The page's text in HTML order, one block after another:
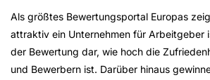
Als größtes Bewertungsportal Europas
attraktiv ein Unternehmen für Arbeitgeber
der Bewertung dar, wie hoch die
und Bewerbern ist. Darüber hinaus